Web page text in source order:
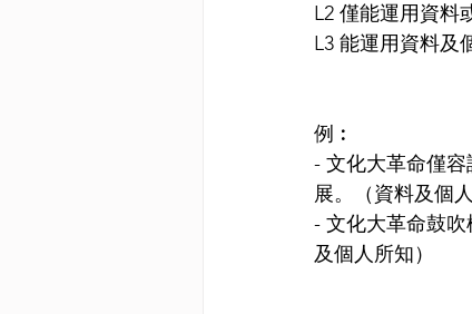
L2 僅能運用資
L3 能運用資料
例︰
- 文化大革命僅
展。（資料及個人
- 文化大革命鼓
及個人所知）